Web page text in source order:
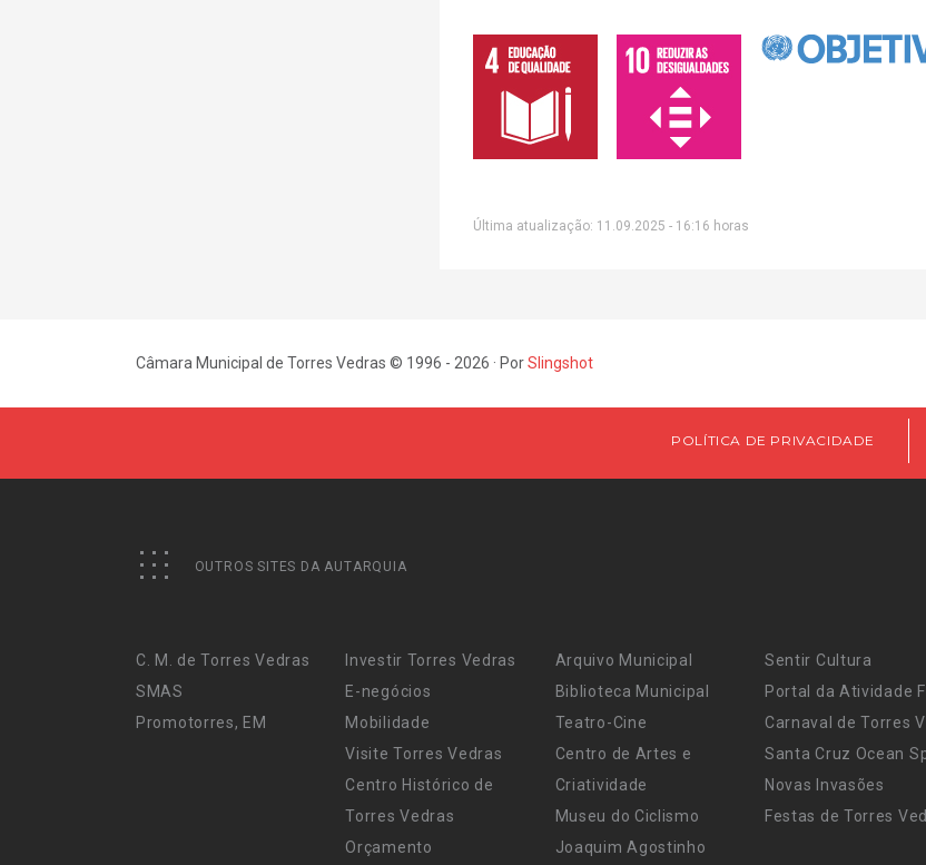
Última atualização: 11.09.2025 - 16:16 horas
Câmara Municipal de Torres Vedras © 1996 - 2026 · PorSlingshot
POLÍTICA DE PRIVACIDADE
OUTROS SITES DA AUTARQUIA
C. M. de Torres Vedras
SMAS
Promotorres, EM
Investir Torres Vedras
E-negócios
Mobilidade
Visite Torres Vedras
Centro Histórico de
Torres Vedras
Orçamento
Arquivo Municipal
Biblioteca Municipal
Teatro-Cine
Centro de Artes e
Criatividade
Museu do Ciclismo
Joaquim Agostinho
Sentir Cultura
Portal da Atividade
Carnaval de Torres
Santa Cruz Ocean
Novas Invasões
Festas de Torres